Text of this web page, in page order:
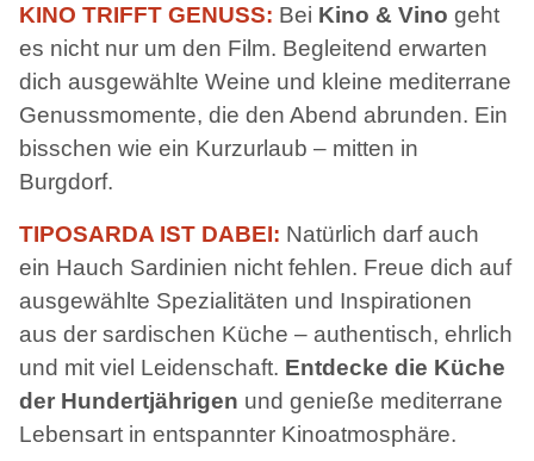
KINO TRIFFT GENUSS: Bei Kino & Vino geht
es nicht nur um den Film. Begleitend erwarten
dich ausgewählte Weine und kleine mediterrane
Genussmomente, die den Abend abrunden. Ein
bisschen wie ein Kurzurlaub – mitten in
Burgdorf.
TIPOSARDA IST DABEI: Natürlich darf auch
ein Hauch Sardinien nicht fehlen. Freue dich auf
ausgewählte Spezialitäten und Inspirationen
aus der sardischen Küche – authentisch, ehrlich
und mit viel Leidenschaft. Entdecke die Küche
der Hundertjährigen und genieße mediterrane
Lebensart in entspannter Kinoatmosphäre.